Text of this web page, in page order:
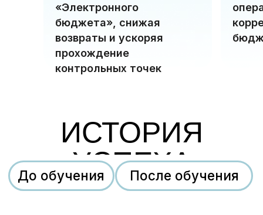
«Электронного
бюджета», снижая
возвраты и ускоряя
прохождение
контрольных точек
ИСТОРИЯ
УСПЕХА